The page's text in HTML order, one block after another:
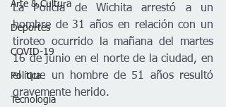
Arte & Cultura
Deportes
COVID-19
Política
Tecnología
La Policía de Wichita arrestó a un
hombre de 31 años en relación con un
tiroteo ocurrido la mañana del martes
16 de junio en el norte de la ciudad, en
el que un hombre de 51 años resultó
gravemente herido.